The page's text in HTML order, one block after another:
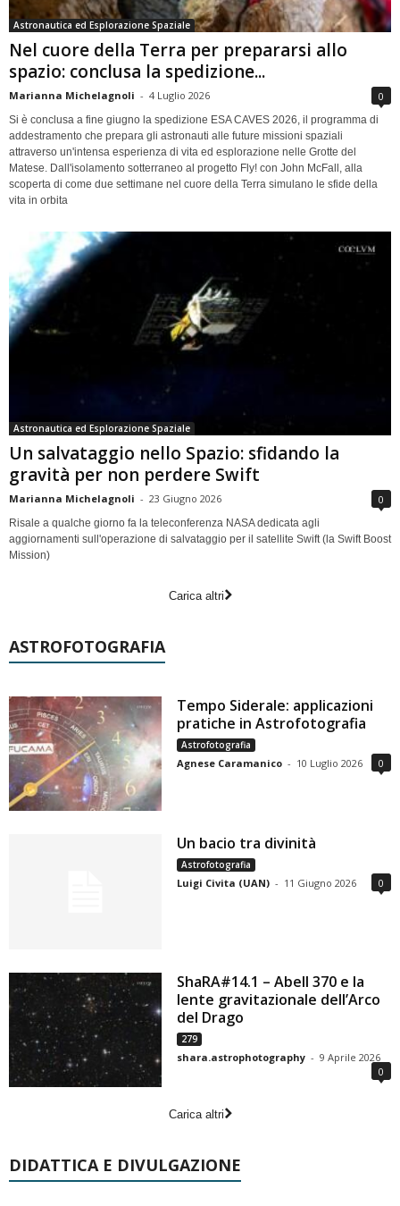
Astronautica ed Esplorazione Spaziale
Nel cuore della Terra per prepararsi allo
spazio: conclusa la spedizione...
Marianna Michelagnoli - 4 Luglio 2026 0
Si è conclusa a fine giugno la spedizione ESA CAVES 2026, il programma di
addestramento che prepara gli astronauti alle future missioni spaziali
attraverso un'intensa esperienza di vita ed esplorazione nelle Grotte del
Matese. Dall'isolamento sotterraneo al progetto Fly! con John McFall, alla
scoperta di come due settimane nel cuore della Terra simulano le sfide della
vita in orbita
Astronautica ed Esplorazione Spaziale
Un salvataggio nello Spazio: sfidando la
gravità per non perdere Swift
Marianna Michelagnoli - 23 Giugno 2026 0
Risale a qualche giorno fa la teleconferenza NASA dedicata agli
aggiornamenti sull'operazione di salvataggio per il satellite Swift (la Swift Boost
Mission)
Carica altri
ASTROFOTOGRAFIA
Tempo Siderale: applicazioni
pratiche in Astrofotografia
Astrofotografia
Agnese Caramanico - 10 Luglio 2026 0
Un bacio tra divinità
Astrofotografia
Luigi Civita (UAN) - 11 Giugno 2026 0
ShaRA#14.1 – Abell 370 e la
lente gravitazionale dell’Arco
del Drago
279
shara.astrophotography - 9 Aprile 2026
0
Carica altri
DIDATTICA E DIVULGAZIONE